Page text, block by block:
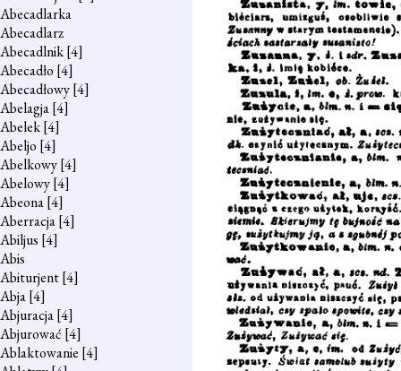
Abecadlarka
Abecadlarz
Abecadlnik[4]
Abecadło [4]
Abecadłowy[4]
Abelagja[4]
Abelek[4]
Abeljo [4]
Abelkowy[4]
Abelowy[4]
Abeona[4]
Aberracja[4]
Abiljus [4]
Abis
Abiturjent[4]
Abja[4]
Abjuracja[4]
Abjurować [4]
Ablaktowanie [4]